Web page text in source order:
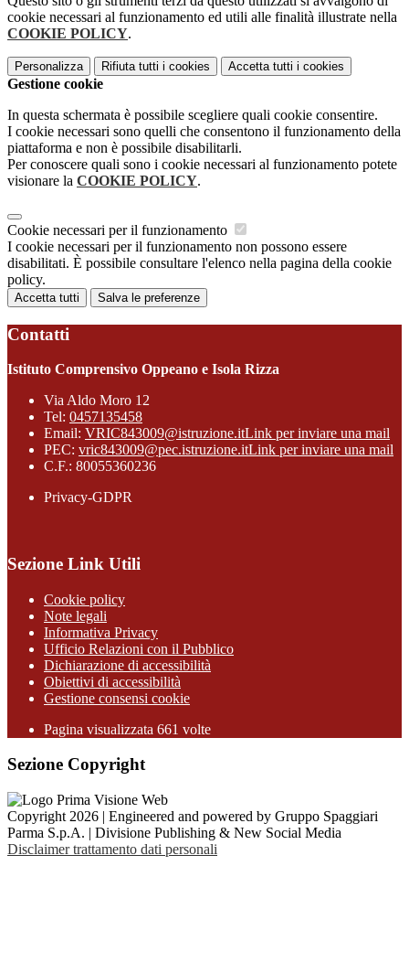
cookie necessari al funzionamento ed utili alle finalità illustrate nella
COOKIE POLICY.
Personalizza Rifiuta tutti i cookies Accetta tutti i cookies
Gestione cookie
In questa schermata è possibile scegliere quali cookie consentire.
I cookie necessari sono quelli che consentono il funzionamento della
piattaforma e non è possibile disabilitarli.
Per conoscere quali sono i cookie necessari al funzionamento potete
visionare la COOKIE POLICY.
Cookie necessari per il funzionamento
I cookie necessari per il funzionamento non possono essere
disabilitati. È possibile consultare l'elenco nella pagina della cookie
policy.
Accetta tutti Salva le preferenze
Contatti
Istituto Comprensivo Oppeano e Isola Rizza
Via Aldo Moro 12
Tel: 0457135458
Email: VRIC843009@istruzione.itLink per inviare una mail
PEC: vric843009@pec.istruzione.itLink per inviare una mail
C.F.: 80055360236
Privacy-GDPR
Sezione Link Utili
Cookie policy
Note legali
Informativa Privacy
Ufficio Relazioni con il Pubblico
Dichiarazione di accessibilità
Obiettivi di accessibilità
Gestione consensi cookie
Pagina visualizzata 661 volte
Sezione Copyright
Copyright 2026 | Engineered and powered by Gruppo Spaggiari
Parma S.p.A. | Divisione Publishing & New Social Media
Disclaimer trattamento dati personali